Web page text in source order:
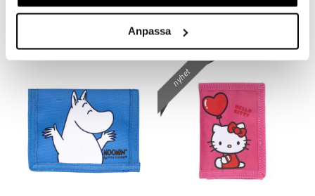
Anpassa
75 99
nyhet